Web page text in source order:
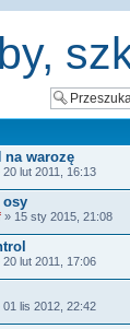
na warozę
20 lut 2011, 16:13
osy
» 15 sty 2015, 21:08
20 lut 2011, 17:06
01 lis 2012, 22:42